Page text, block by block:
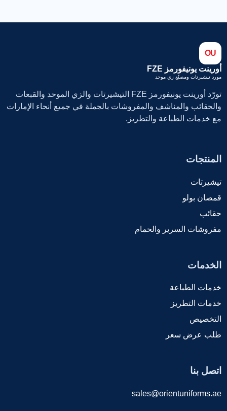
OU
أورينت يونيفورمز FZE
مورد تيشيرتات ومصنّع زي موحد
تورّد أورينت يونيفورمز FZE التيشيرتات والزي الموحد والقبعات
والحقائب والمناشف والمفروشات بالجملة في جميع أنحاء الإمارات
مع خدمات الطباعة والتطريز.
المنتجات
تيشيرتات
قمصان بولو
حقائب
مفروشات السرير والحمام
الخدمات
خدمات الطباعة
خدمات التطريز
التخصيص
طلب عرض سعر
اتصل بنا
sales@orientuniforms.ae